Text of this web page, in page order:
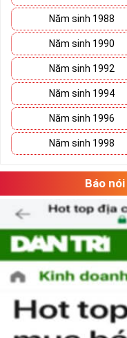
Năm sinh 1988
Năm sinh 1990
Năm sinh 1992
Năm sinh 1994
Năm sinh 1996
Năm sinh 1998
Báo